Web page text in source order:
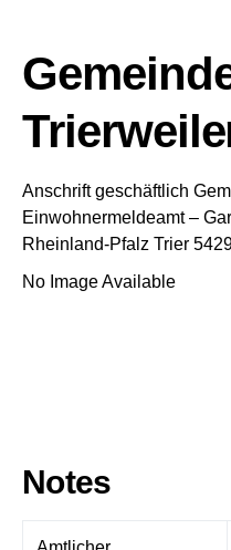
Anschrift geschäftlich
Einwohnermeldeamt –
Rheinland-Pfalz Trier
No Image Available
Notes